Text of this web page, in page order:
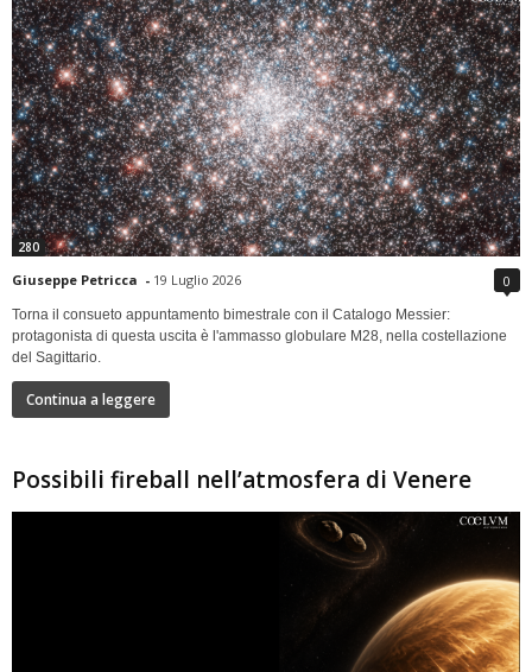
280
Giuseppe Petricca - 19 Luglio 2026 0
Torna il consueto appuntamento bimestrale con il Catalogo Messier:
protagonista di questa uscita è l'ammasso globulare M28, nella costellazione
del Sagittario.
Continua a leggere
Possibili fireball nell’atmosfera di Venere